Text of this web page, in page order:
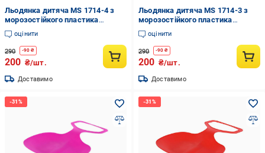
Льодянка дитяча MS 1714-4 з
морозостійкого пластика
Зелений (29824067)
оцінити
290 -90 ₴
200 ₴/шт.
Доставимо
Льодянка дитяча MS 1714-3 з
морозостійкого пластика
Фіолетовий (29824057)
оцінити
290 -90 ₴
200 ₴/шт.
Доставимо